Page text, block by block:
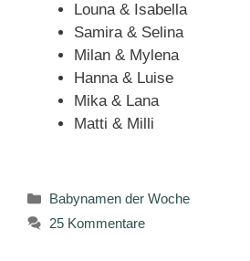
Louna & Isabella
Samira & Selina
Milan & Mylena
Hanna & Luise
Mika & Lana
Matti & Milli
Kategorien
Babynamen der Woche
25 Kommentare